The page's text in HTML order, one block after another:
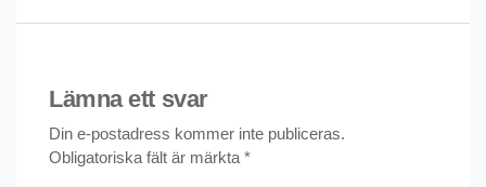
Lämna ett svar
Din e-postadress kommer inte publiceras.
Obligatoriska fält är märkta *